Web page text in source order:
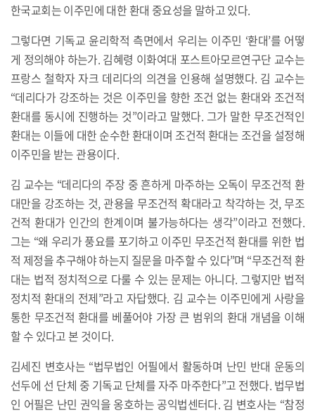
한국교회는 이주민에 대한 환대 중요성을 말하고 있다.
그렇다면 기독교 윤리학적 측면에서 우리는 이주민 ‘환대’를 어떻
게 정의해야 하는가. 김혜령 이화여대 포스트아모르연구단 교수는
프랑스 철학자 자크 데리다의 의견을 인용해 설명했다. 김 교수는
“데리다가 강조하는 것은 이주민을 향한 조건 없는 환대와 조건적
환대를 동시에 진행하는 것”이라고 말했다. 그가 말한 무조건적인
환대는 이들에 대한 순수한 환대이며 조건적 환대는 조건을 설정해
이주민을 받는 관용이다.
김 교수는 “데리다의 주장 중 흔하게 마주하는 오독이 무조건적 환
대만을 강조하는 것, 관용을 무조건적 확대라고 착각하는 것, 무조
건적 환대가 인간의 한계이며 불가능하다는 생각”이라고 전했다.
그는 “왜 우리가 풍요를 포기하고 이주민 무조건적 환대를 위한 법
적 제정을 추구해야 하는지 질문을 마주할 수 있다”며 “무조건적 환
대는 법적 정치적으로 다룰 수 있는 문제는 아니다. 그렇지만 법적
정치적 환대의 전제”라고 자답했다. 김 교수는 이주민에게 사랑을
통한 무조건적 환대를 베풀어야 가장 큰 범위의 환대 개념을 이해
할 수 있다고 본 것이다.
김세진 변호사는 “법무법인 어필에서 활동하며 난민 반대 운동의
선두에 선 단체 중 기독교 단체를 자주 마주한다”고 전했다. 법무법
인 어필은 난민 권익을 옹호하는 공익법센터다. 김 변호사는 “참정